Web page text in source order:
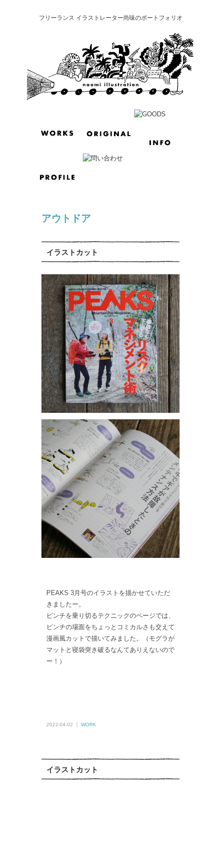
フリーランス イラストレーター尚味のポートフォリオ
アウトドア
イラストカット
PEAKS 3月号のイラストを描かせていただ
きましたー。
ピンチを乗り切るテクニックのページでは、
ピンチの場面をちょっとコミカルさも交えて
漫画風カットで描いてみました。（モグラが
マットと寝袋突き破るなんてありえないので
ー！）
2022-04-02 ｜ WORK
イラストカット